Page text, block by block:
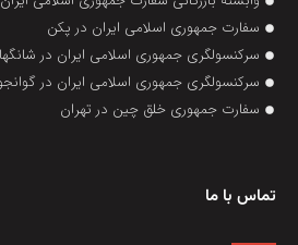
سفارت جمهوری اسلامی ایران در پکن
سرکنسولگری جمهوری اسلامی ایران در
سرکنسولگری جمهوری اسلامی ایران در
سفارت جمهوری خلق چین در تهران
تماس با ما